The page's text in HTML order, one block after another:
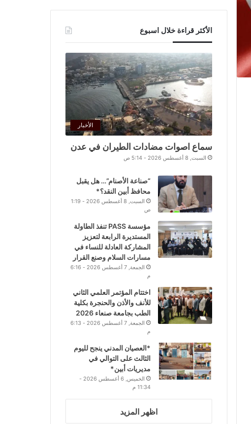
الأكثر قراءة خلال اسبوع
الأخبار
سماع اصوات مضادات الطيران في عدن
السبت, 8 أغسطس 2026 - 5:14 ص
“صناعة الأصنام”… هل يقبل
محافظ أبين النقد؟*
السبت, 8 أغسطس 2026 - 1:19
ص
مؤسسة PASS تنفذ الطاولة
المستديرة الرابعة لتعزيز
المشاركة العادلة للنساء في
مسارات السلام وصنع القرار
الجمعة, 7 أغسطس 2026 - 6:16
م
اختتام المؤتمر العلمي الثاني
للأنف والأذن والحنجرة بكلية
الطب بجامعة صنعاء 2026
الجمعة, 7 أغسطس 2026 - 6:13
م
*العصيان المدني ينجح لليوم
الثالث على التوالي في
مديريات أبين*
الخميس, 6 أغسطس 2026 -
11:34 م
اظهر المزيد